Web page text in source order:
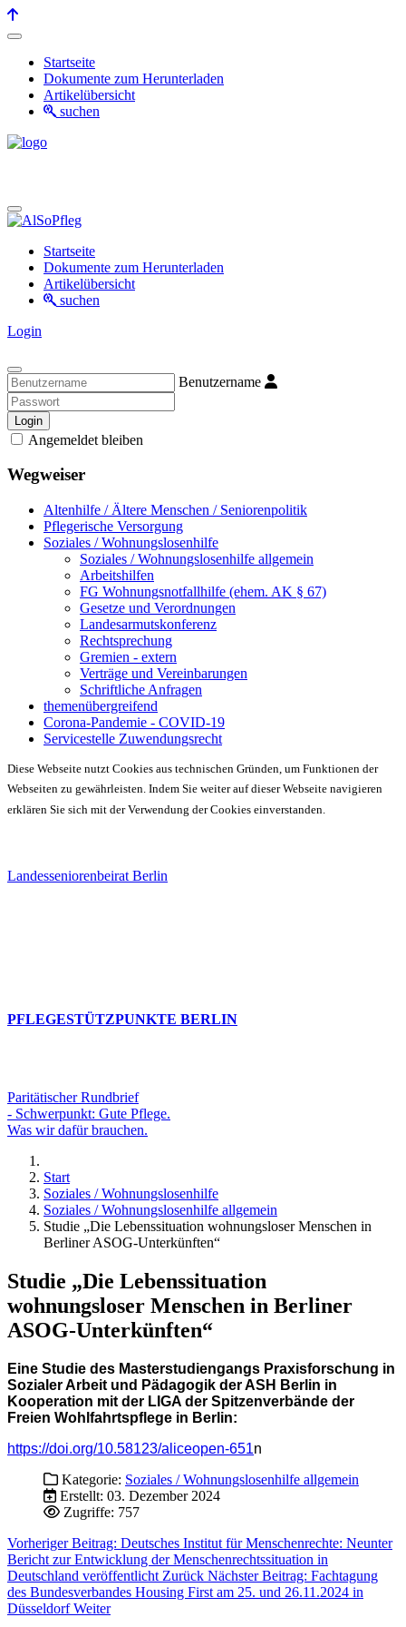
Startseite
Dokumente zum Herunterladen
Artikelübersicht
suchen
Startseite
Dokumente zum Herunterladen
Artikelübersicht
suchen
Login
Benutzername
Login
Angemeldet bleiben
Wegweiser
Altenhilfe / Ältere Menschen / Seniorenpolitik
Pflegerische Versorgung
Soziales / Wohnungslosenhilfe
Soziales / Wohnungslosenhilfe allgemein
Arbeitshilfen
FG Wohnungsnotfallhilfe (ehem. AK § 67)
Gesetze und Verordnungen
Landesarmutskonferenz
Rechtsprechung
Gremien - extern
Verträge und Vereinbarungen
Schriftliche Anfragen
themenübergreifend
Corona-Pandemie - COVID-19
Servicestelle Zuwendungsrecht
Diese Webseite nutzt Cookies aus technischen Gründen, um Funktionen der
Webseiten zu gewährleisten. Indem Sie weiter auf dieser Webseite navigieren
erklären Sie sich mit der Verwendung der Cookies einverstanden.
Landesseniorenbeirat Berlin
PFLEGESTÜTZPUNKTE BERLIN
Paritätischer Rundbrief
- Schwerpunkt: Gute Pflege.
Was wir dafür brauchen.
Start
Soziales / Wohnungslosenhilfe
Soziales / Wohnungslosenhilfe allgemein
Studie „Die Lebenssituation wohnungsloser Menschen in
Berliner ASOG-Unterkünften“
Studie „Die Lebenssituation
wohnungsloser Menschen in Berliner
ASOG-Unterkünften“
Eine Studie des Masterstudiengangs Praxisforschung in
Sozialer Arbeit und Pädagogik der ASH Berlin in
Kooperation mit der LIGA der Spitzenverbände der
Freien Wohlfahrtspflege in Berlin:
https://doi.org/10.58123/aliceopen-651n
Kategorie: Soziales / Wohnungslosenhilfe allgemein
Erstellt: 03. Dezember 2024
Zugriffe: 757
Vorheriger Beitrag: Deutsches Institut für Menschenrechte: Neunter
Bericht zur Entwicklung der Menschenrechtssituation in
Deutschland veröffentlicht Zurück Nächster Beitrag: Fachtagung
des Bundesverbandes Housing First am 25. und 26.11.2024 in
DüsseldorfWeiter